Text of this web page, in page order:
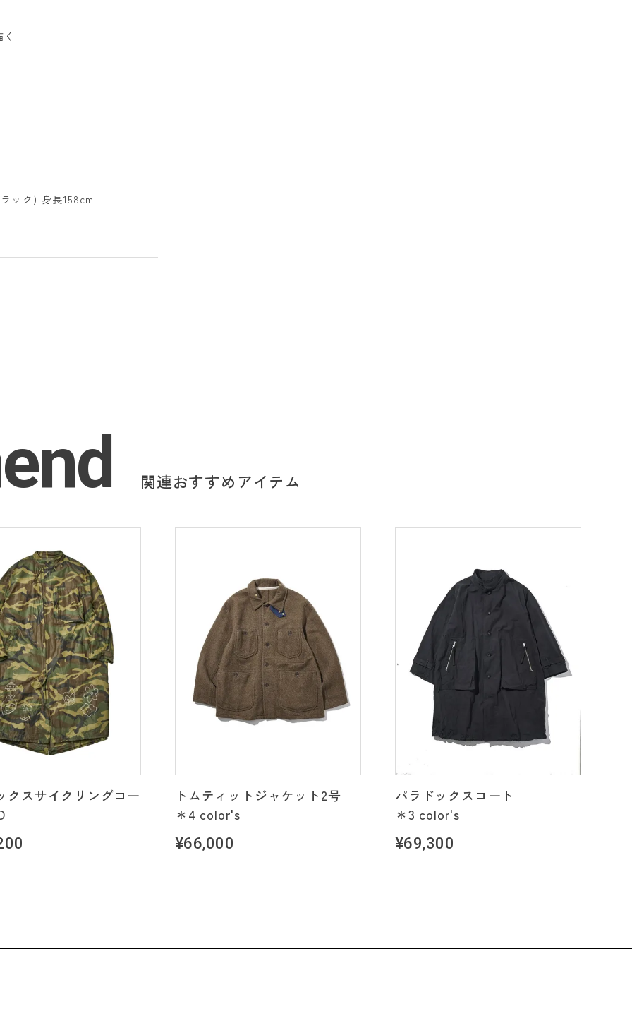
ック) 身長158cm
関連おすすめアイテム
クスサイクリングコー
トムティットジャケット2号
＊4 color's
¥66,000
パラドックスコート
＊3 color's
¥69,300